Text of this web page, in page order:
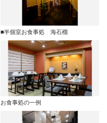
■半個室お食事処 海石榴
お食事処の一例